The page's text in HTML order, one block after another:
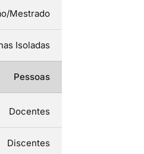
Mestrado
Isoladas
Pessoas
Docentes
Discentes